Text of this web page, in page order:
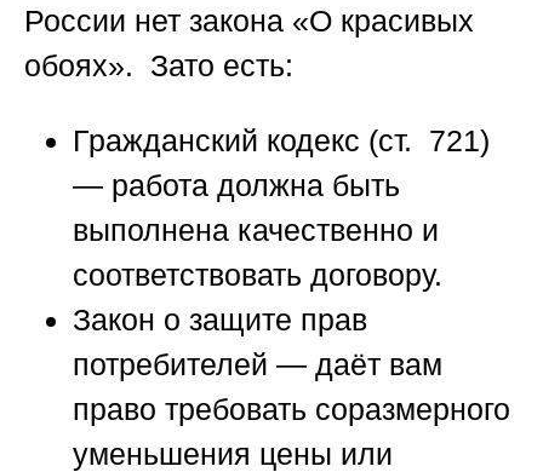
России нет закона «О красивых
обоях». Зато есть:
Гражданский кодекс (ст. 721)
— работа должна быть
выполнена качественно и
соответствовать договору.
Закон о защите прав
потребителей — даёт вам
право требовать соразмерного
уменьшения цены или